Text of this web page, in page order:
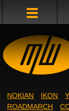
NOKIAN IKON
ROADMARCH